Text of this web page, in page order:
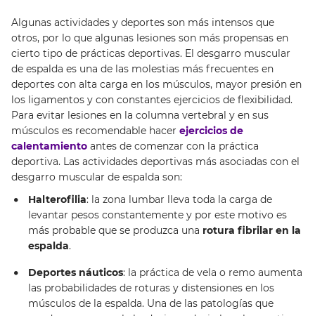
Algunas actividades y deportes son más intensos que
otros, por lo que algunas lesiones son más propensas en
cierto tipo de prácticas deportivas. El desgarro muscular
de espalda es una de las molestias más frecuentes en
deportes con alta carga en los músculos, mayor presión en
los ligamentos y con constantes ejercicios de flexibilidad.
Para evitar lesiones en la columna vertebral y en sus
músculos es recomendable hacer ejercicios de
calentamiento antes de comenzar con la práctica
deportiva. Las actividades deportivas más asociadas con el
desgarro muscular de espalda son:
Halterofilia: la zona lumbar lleva toda la carga de
levantar pesos constantemente y por este motivo es
más probable que se produzca una rotura fibrilar en la
espalda.
Deportes náuticos: la práctica de vela o remo aumenta
las probabilidades de roturas y distensiones en los
músculos de la espalda. Una de las patologías que